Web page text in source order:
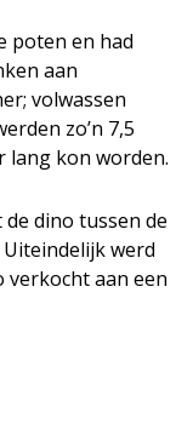
poten en had
aan
volwassen
zo’n 7,5
lang kon worden.
dino tussen de
werd
aan een